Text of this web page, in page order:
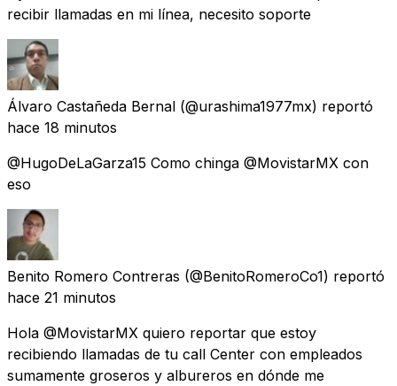
recibir llamadas en mi línea, necesito soporte
Álvaro Castañeda Bernal (@urashima1977mx) reportó
hace 18 minutos
@HugoDeLaGarza15 Como chinga @MovistarMX con
eso
Benito Romero Contreras (@BenitoRomeroCo1) reportó
hace 21 minutos
Hola @MovistarMX quiero reportar que estoy
recibiendo llamadas de tu call Center con empleados
sumamente groseros y albureros en dónde me